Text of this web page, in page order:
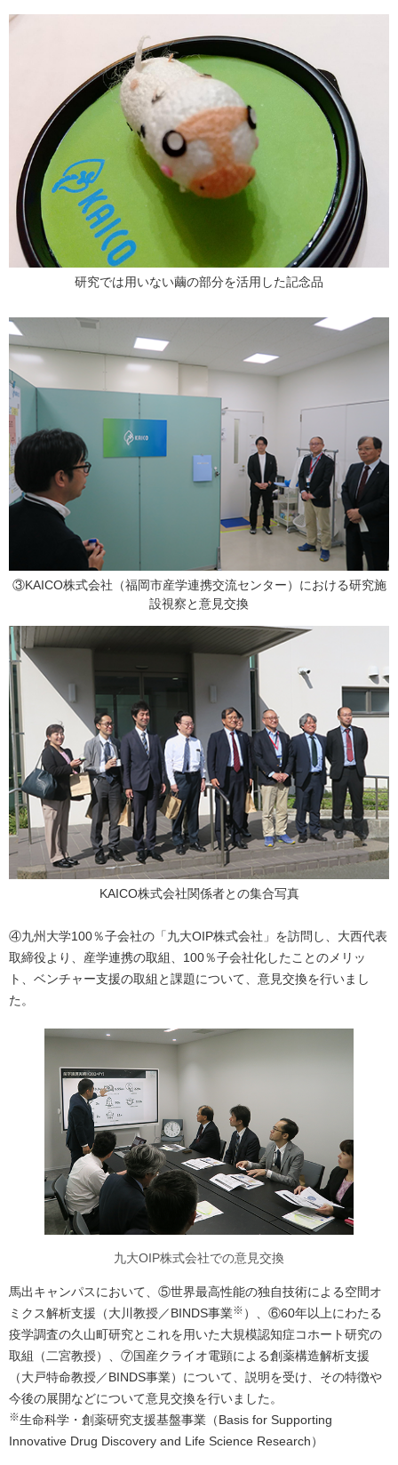
研究では用いない繭の部分を活用した記念品
③KAICO株式会社（福岡市産学連携交流センター）における研究施
設視察と意見交換
KAICO株式会社関係者との集合写真
④九州大学100％子会社の「九大OIP株式会社」を訪問し、大西代表
取締役より、産学連携の取組、100％子会社化したことのメリッ
ト、ベンチャー支援の取組と課題について、意見交換を行いまし
た。
九大OIP株式会社での意見交換
馬出キャンパスにおいて、⑤世界最高性能の独自技術による空間オ
ミクス解析支援（大川教授／BINDS事業※ ）、⑥60年以上にわたる
疫学調査の久山町研究とこれを用いた大規模認知症コホート研究の
取組（二宮教授）、⑦国産クライオ電顕による創薬構造解析支援
（大戸特命教授／BINDS事業）について、説明を受け、その特徴や
今後の展開などについて意見交換を行いました。
※生命科学・創薬研究支援基盤事業（Basis for Supporting
Innovative Drug Discovery and Life Science Research）